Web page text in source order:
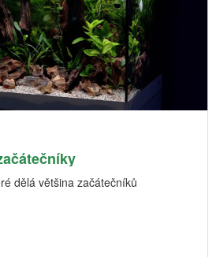
dělá většina začátečníků